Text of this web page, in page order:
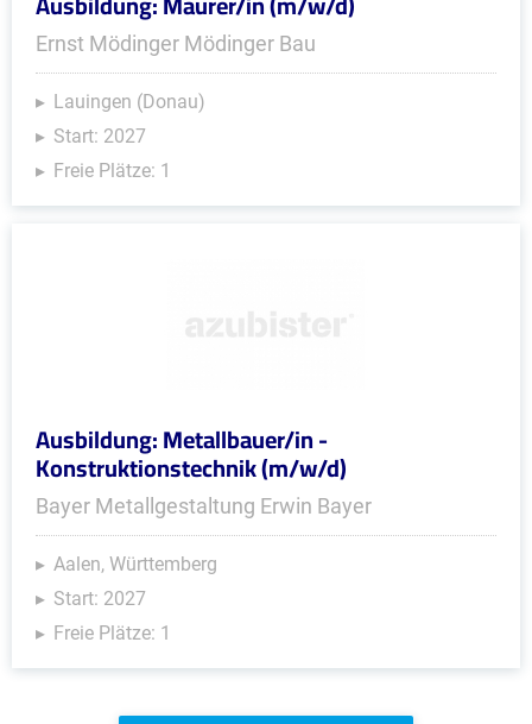
Ernst Mödinger Mödinger Bau
Lauingen (Donau)
Start: 2027
Freie Plätze: 1
Ausbildung: Metallbauer/in -
Konstruktionstechnik (m/w/d)
Bayer Metallgestaltung Erwin Bayer
Aalen, Württemberg
Start: 2027
Freie Plätze: 1